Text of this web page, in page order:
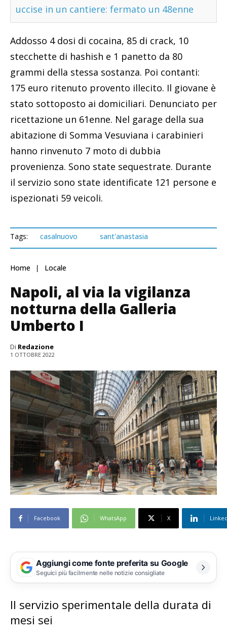
uccise in un cantiere: fermato un 48enne
Addosso 4 dosi di cocaina, 85 di crack, 10
stecchette di hashish e 1 panetto da 80
grammi della stessa sostanza. Poi contanti:
175 euro ritenuto provento illecito. Il giovane è
stato sottoposto ai domiciliari. Denunciato per
ricettazione un 61enne. Nel garage della sua
abitazione di Somma Vesuviana i carabinieri
hanno rinvenuto 7 moto di dubbia
provenienza. Sono state sequestrate. Durante
il servizio sono state identificate 121 persone e
ispezionati 59 veicoli.
Tags: casalnuovo sant'anastasia
Home Locale
Napoli, al via la vigilanza
notturna della Galleria
Umberto I
Di Redazione
1 OTTOBRE 2022
Facebook WhatsApp X
Aggiungi come fonte preferita su Google
Seguici più facilmente nelle notizie consigliate
Il servizio sperimentale della durata di
mesi sei